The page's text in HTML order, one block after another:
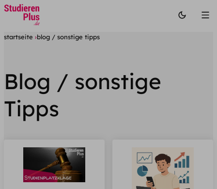
startseite blog / sonstige tipps
Blog / sonstige
Tipps